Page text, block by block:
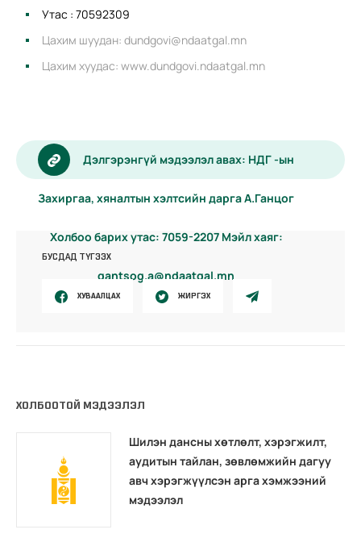
Утас : 70592309
Цахим шуудан: dundgovi@ndaatgal.mn
Цахим хуудас: www.dundgovi.ndaatgal.mn
Дэлгэрэнгүй мэдээлэл авах: НДГ -ын
Захиргаа, хяналтын хэлтсийн дарга А.Ганцог
Холбоо барих утас: 7059-2207 Мэйл хаяг:
gantsog.a@ndaatgal.mn
БУСДАД ТҮГЭЭХ
ХУВААЛЦАХ ЖИРГЭХ
ХОЛБООТОЙ МЭДЭЭЛЭЛ
Шилэн дансны хөтлөлт, хэрэгжилт,
аудитын тайлан, зөвлөмжийн дагуу
авч хэрэгжүүлсэн арга хэмжээний
мэдээлэл